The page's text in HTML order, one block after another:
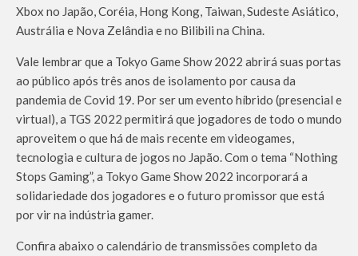
Xbox no Japão, Coréia, Hong Kong, Taiwan, Sudeste Asiático,
Austrália e Nova Zelândia e no Bilibili na China.
Vale lembrar que a Tokyo Game Show 2022 abrirá suas portas
ao público após três anos de isolamento por causa da
pandemia de Covid 19. Por ser um evento híbrido (presencial e
virtual), a TGS 2022 permitirá que jogadores de todo o mundo
aproveitem o que há de mais recente em videogames,
tecnologia e cultura de jogos no Japão. Com o tema “Nothing
Stops Gaming”, a Tokyo Game Show 2022 incorporará a
solidariedade dos jogadores e o futuro promissor que está
por vir na indústria gamer.
Confira abaixo o calendário de transmissões completo da